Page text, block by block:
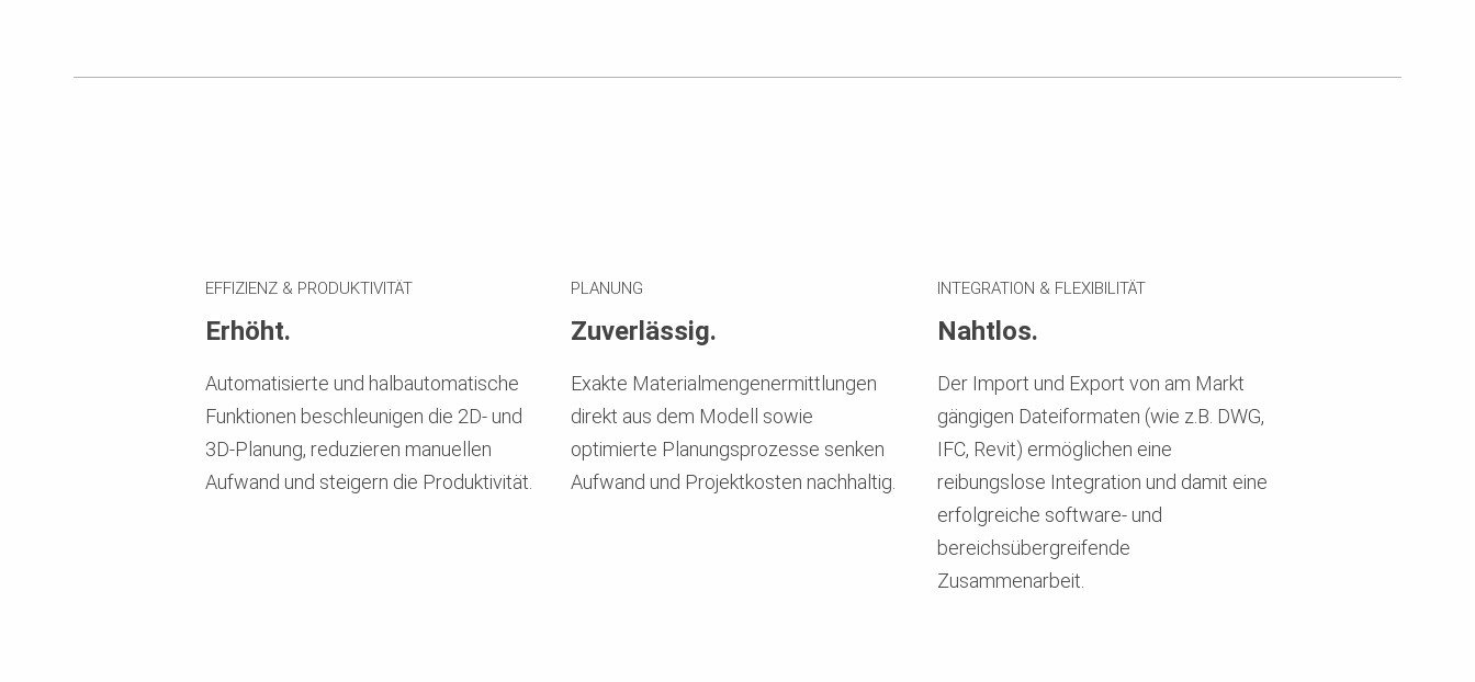
EFFIZIENZ & PRODUKTIVITÄT
Erhöht.
Automatisierte und halbautomatische
Funktionen beschleunigen die 2D‑ und
3D‑Planung, reduzieren manuellen
Aufwand und steigern die Produktivität.
PLANUNG
Zuverlässig.
Exakte Materialmengenermittlungen
direkt aus dem Modell sowie
optimierte Planungsprozesse senken
Aufwand und Projektkosten nachhaltig.
INTEGRATION & FLEXIBILITÄT
Nahtlos.
Der Import und Export von am Markt
gängigen Dateiformaten (wie z.B. DWG,
IFC, Revit) ermöglichen eine
reibungslose Integration und damit eine
erfolgreiche software- und
bereichsübergreifende
Zusammenarbeit.